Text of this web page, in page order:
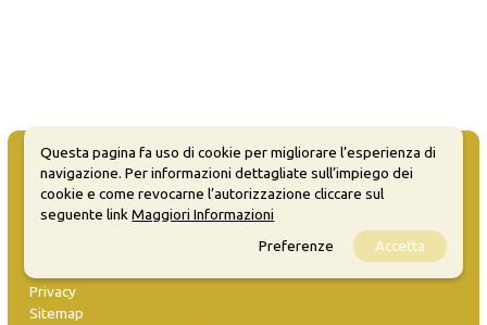
Privacy
Sitemap
Questa pagina fa uso di cookie per migliorare l’esperienza di
navigazione. Per informazioni dettagliate sull’impiego dei
cookie e come revocarne l’autorizzazione cliccare sul
seguente linkMaggiori Informazioni
Preferenze
Accetta